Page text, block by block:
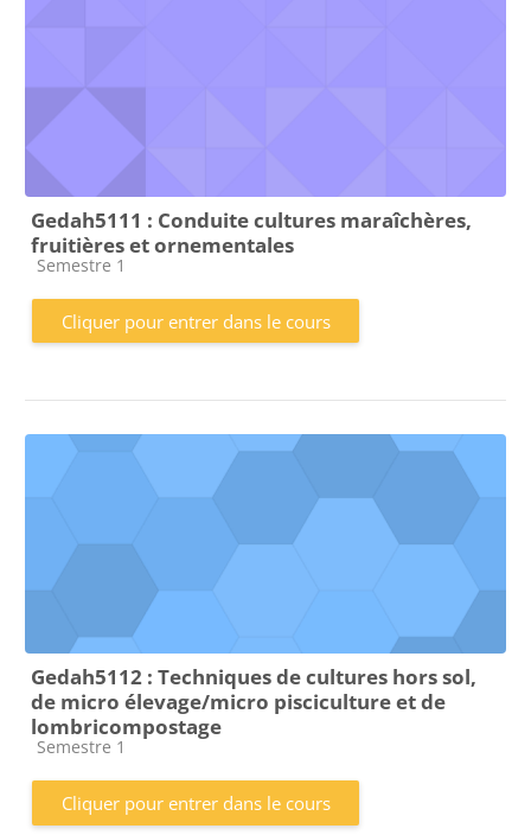
Gedah5111 : Conduite cultures maraîchères,
fruitières et ornementales
Catégorie de cours
Semestre 1
Cliquer pour entrer dans le cours
Gedah5112 : Techniques de cultures hors sol,
de micro élevage/micro pisciculture et de
lombricompostage
Catégorie de cours
Semestre 1
Cliquer pour entrer dans le cours